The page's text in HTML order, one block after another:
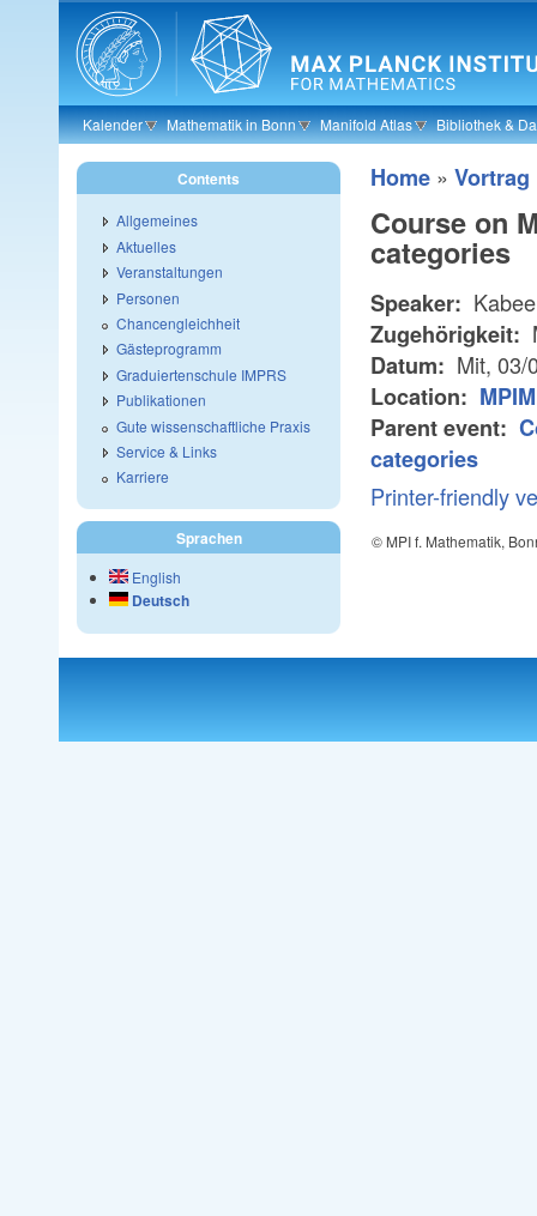
Skip to main content
Kalender Mathematik in Bonn Manifold Atlas Bibliothek &
Home » Vortrag
Course on
categories
Speaker:
Zugehörigkeit:
Datum: Mit,
Location:
Parent event:
categories
Printer-friendly
© MPI f. Mathematik,
Contents
Allgemeines
Aktuelles
Veranstaltungen
Personen
Chancengleichheit
Gästeprogramm
Graduiertenschule IMPRS
Publikationen
Gute wissenschaftliche Praxis
Service & Links
Karriere
Sprachen
English
Deutsch